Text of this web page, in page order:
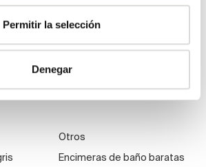
Permitir la selección
Denegar
120 cm
60 cm
Encimeras de baño solid
surface
Encimeras de baño de
porcelaico
Encimeras baño madera
Otros
Encimeras de baño baratas